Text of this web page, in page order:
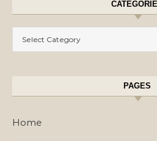
PAGES
Home